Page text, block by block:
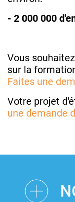
- 2 000 000
Vous
sur la
Faites une
Votre projet
une demande